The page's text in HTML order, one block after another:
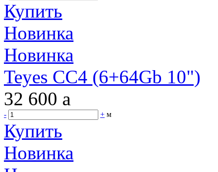
Купить
Новинка
Новинка
Teyes CC4 (6+64Gb 10")
32 600 a
- + м
Купить
Новинка